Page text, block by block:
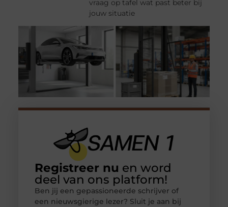
vraag op tafel wat past beter bij
jouw situatie
Registreer nu en word
deel van ons platform!
Ben jij een gepassioneerde schrijver of
een nieuwsgierige lezer? Sluit je aan bij